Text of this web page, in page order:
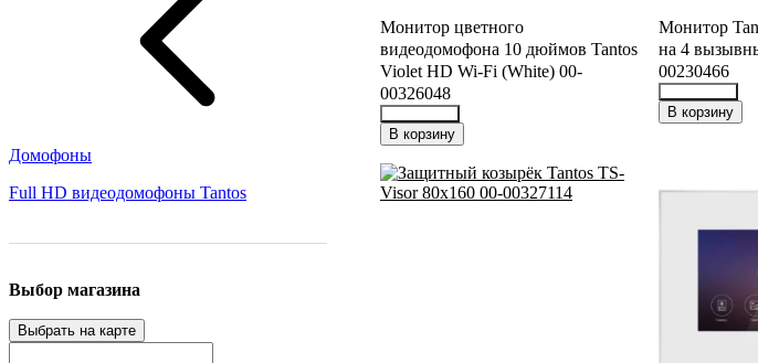
Домофоны
Full HD видеодомофоны Tantos
Выбор магазина
Выбрать на карте
Монитор цветного
видеодомофона 10 дюймов Tantos
Violet HD Wi-Fi (White) 00-
00326048
35059963
В корзину
Монитор
на 4
00230466
22839717
В корзину